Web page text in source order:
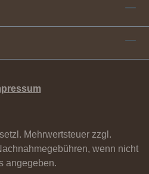
Mehrwertsteuer zzgl.
wenn nicht
angegeben.